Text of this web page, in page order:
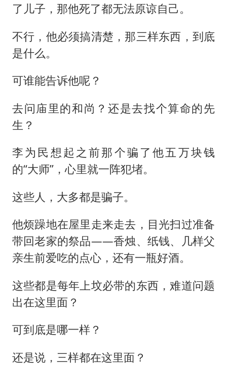
了儿子，那他死了都无法原谅自己。
不行，他必须搞清楚，那三样东西，到底
是什么。
可谁能告诉他呢？
去问庙里的和尚？还是去找个算命的先
生？
李为民想起之前那个骗了他五万块钱
的“大师”，心里就一阵犯堵。
这些人，大多都是骗子。
他烦躁地在屋里走来走去，目光扫过准备
带回老家的祭品——香烛、纸钱、几样父
亲生前爱吃的点心，还有一瓶好酒。
这些都是每年上坟必带的东西，难道问题
出在这里面？
可到底是哪一样？
还是说，三样都在这里面？